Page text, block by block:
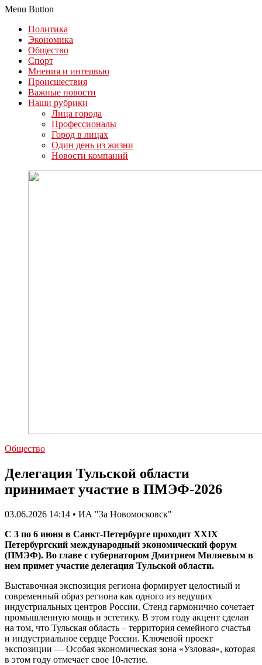
Menu Button
Политика
Экономика
Общество
Спорт
Мнения и интервью
Происшествия
Важные новости
Наши рубрики
Лица города
Профессионалы
Город в лицах
Один день из жизни
Новости компаний
Общество
Делегация Тульской области
принимает участие в ПМЭФ-2026
03.06.2026 14:14 • ИА "За Новомосковск"
С 3 по 6 июня в Санкт-Петербурге проходит XXIX
Петербургский международный экономический форум
(ПМЭФ). Во главе с губернатором Дмитрием Миляевым в
нем примет участие делегация Тульской области.
Выставочная экспозиция региона формирует целостный и
современный образ региона как одного из ведущих
индустриальных центров России. Стенд гармонично сочетает
промышленную мощь и эстетику. В этом году акцент сделан
на том, что Тульская область – территория семейного счастья
и индустриальное сердце России. Ключевой проект
экспозиции — Особая экономическая зона «Узловая», которая
в этом году отмечает свое 10-летие.